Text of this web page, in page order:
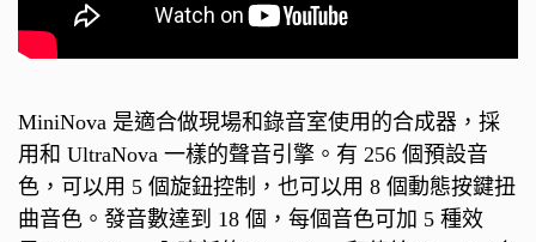
MiniNova 是適合做現場和錄音室使用的合成器，採
用和 UltraNova 一樣的聲音引擎。有 256 個預設音
色，可以用 5 個旋鈕控制，也可以用 8 個動態按鍵扭
曲音色。發音數達到 18 個，每個音色可加 5 種效